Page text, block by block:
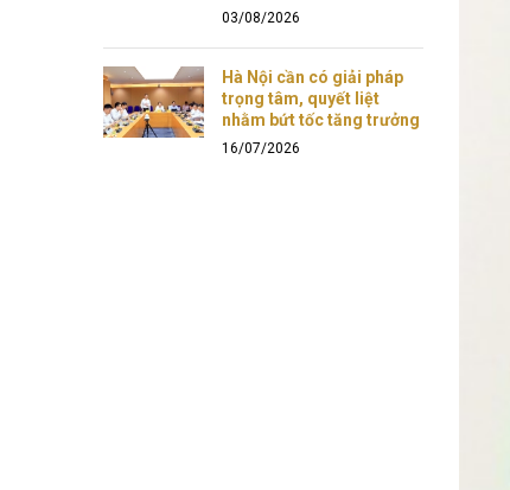
03/08/2026
Hà Nội cần có giải pháp
trọng tâm, quyết liệt
nhằm bứt tốc tăng trưởng
16/07/2026